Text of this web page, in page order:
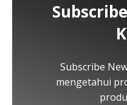
Subscribe
mengetahui